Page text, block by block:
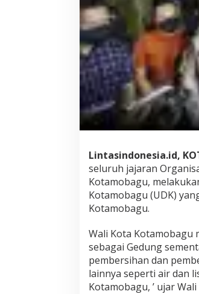
Lintasindonesia.id,
seluruh jajaran
Kotamobagu,
Kotamobagu (UDK)
Kotamobagu.
Wali Kota Kotamobagu
sebagai Gedung
pembersihan dan
lainnya seperti air dan
Kotamobagu, ’ ujar Wali